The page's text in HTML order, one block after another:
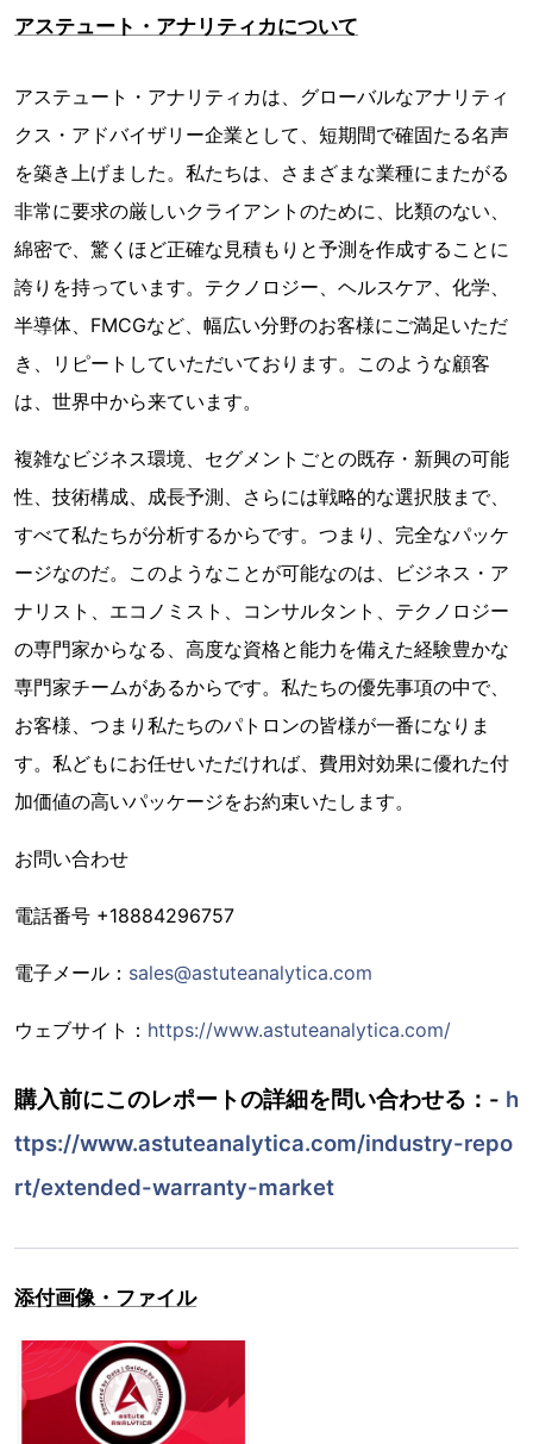
アステュート・アナリティカについて
アステュート・アナリティカは、グローバルなアナリティ
クス・アドバイザリー企業として、短期間で確固たる名声
を築き上げました。私たちは、さまざまな業種にまたがる
非常に要求の厳しいクライアントのために、比類のない、
綿密で、驚くほど正確な見積もりと予測を作成することに
誇りを持っています。テクノロジー、ヘルスケア、化学、
半導体、FMCGなど、幅広い分野のお客様にご満足いただ
き、リピートしていただいております。このような顧客
は、世界中から来ています。
複雑なビジネス環境、セグメントごとの既存・新興の可能
性、技術構成、成長予測、さらには戦略的な選択肢まで、
すべて私たちが分析するからです。つまり、完全なパッケ
ージなのだ。このようなことが可能なのは、ビジネス・ア
ナリスト、エコノミスト、コンサルタント、テクノロジー
の専門家からなる、高度な資格と能力を備えた経験豊かな
専門家チームがあるからです。私たちの優先事項の中で、
お客様、つまり私たちのパトロンの皆様が一番になりま
す。私どもにお任せいただければ、費用対効果に優れた付
加価値の高いパッケージをお約束いたします。
お問い合わせ
電話番号 +18884296757
電子メール： sales@astuteanalytica.com
ウェブサイト： https://www.astuteanalytica.com/
購入前にこのレポートの詳細を問い合わせる：- h
ttps://www.astuteanalytica.com/industry-repo
rt/extended-warranty-market
添付画像・ファイル